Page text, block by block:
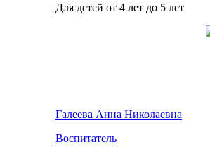
Для детей от 4 лет до 5 лет
Галеева Анна Николаевна
Воспитатель